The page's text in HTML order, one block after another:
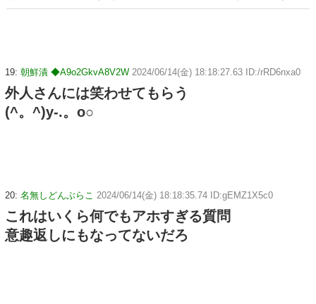
ア【ラウンドワン限定で展開決定】
19: 朝鮮漬 ◆A9o2GkvA8V2W 2024/06/14(金) 18:18:27.63 ID:/rRD6nxa0
外人さんには笑わせてもらう
(^。^)y-.。o○
20: 名無しどんぶらこ 2024/06/14(金) 18:18:35.74 ID:gEMZ1X5c0
これはいくら何でもアホすぎる質問
意趣返しにもなってないだろ